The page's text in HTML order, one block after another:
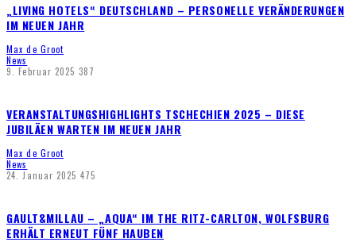
„LIVING HOTELS“ DEUTSCHLAND – PERSONELLE VERÄNDERUNGEN
IM NEUEN JAHR
Max de Groot
News
9. Februar 2025 387
VERANSTALTUNGSHIGHLIGHTS TSCHECHIEN 2025 – DIESE
JUBILÄEN WARTEN IM NEUEN JAHR
Max de Groot
News
24. Januar 2025 475
GAULT&MILLAU – „AQUA“ IM THE RITZ-CARLTON, WOLFSBURG
ERHÄLT ERNEUT FÜNF HAUBEN